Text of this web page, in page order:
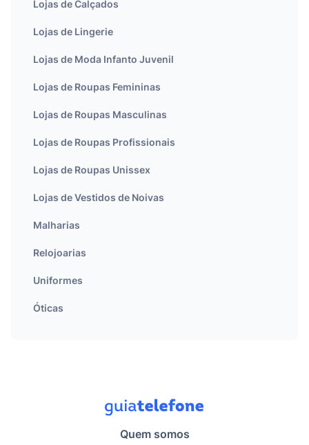
Lojas de Calçados
Lojas de Lingerie
Lojas de Moda Infanto Juvenil
Lojas de Roupas Femininas
Lojas de Roupas Masculinas
Lojas de Roupas Profissionais
Lojas de Roupas Unissex
Lojas de Vestidos de Noivas
Malharias
Relojoarias
Uniformes
Óticas
Quem somos